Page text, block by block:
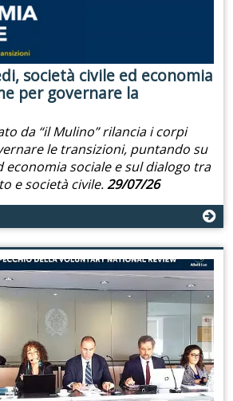
società civile ed economia
per governare la
da “il Mulino” rilancia i corpi
le transizioni, puntando su
economia sociale e sul dialogo tra
e società civile.29/07/26